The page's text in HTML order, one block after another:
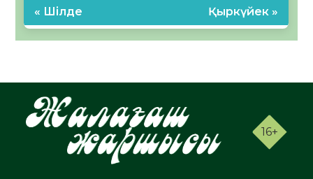
« Шілде Қыркүйек »
16+